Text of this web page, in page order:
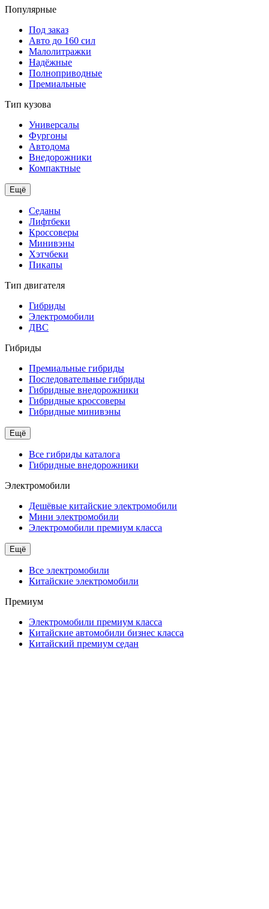
Популярные
Под заказ
Авто до 160 сил
Малолитражки
Надёжные
Полноприводные
Премиальные
Тип кузова
Универсалы
Фургоны
Автодома
Внедорожники
Компактные
Ещё
Седаны
Лифтбеки
Кроссоверы
Минивэны
Хэтчбеки
Пикапы
Тип двигателя
Гибриды
Электромобили
ДВС
Гибриды
Премиальные гибриды
Последовательные гибриды
Гибридные внедорожники
Гибридные кроссоверы
Гибридные минивэны
Ещё
Все гибриды каталога
Гибридные внедорожники
Электромобили
Дешёвые китайские электромобили
Мини электромобили
Электромобили премиум класса
Ещё
Все электромобили
Китайские электромобили
Премиум
Электромобили премиум класса
Китайские автомобили бизнес класса
Китайский премиум седан